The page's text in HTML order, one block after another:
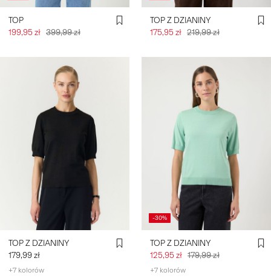
TOP
199,95 zł 399,99 zł
TOP Z DZIANINY
175,95 zł 219,99 zł
TOP Z DZIANINY
179,99 zł
+7 kolorów
-30%
TOP Z DZIANINY
125,95 zł 179,99 zł
+7 kolorów